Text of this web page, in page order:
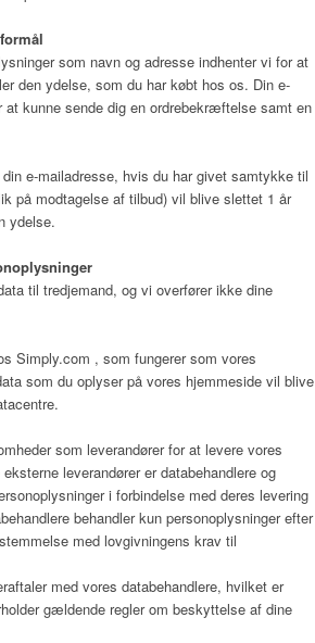
på Gudenå Hospice (PDF)
som navn og adresse indhenter vi for at
den ydelse, som du har købt hos os. Din e-
at kunne sende dig en ordrebekræftelse samt en
e-mailadresse, hvis du har givet samtykke til
på modtagelse af tilbud) vil blive slettet 1 år
ydelse.
til tredjemand, og vi overfører ikke dine
Simply.com , som fungerer som vores
som du oplyser på vores hjemmeside vil blive
som leverandører for at levere vores
leverandører er databehandlere og
i forbindelse med deres levering
behandler kun personoplysninger efter
med lovgivningens krav til
med vores databehandlere, hvilket er
gældende regler om beskyttelse af dine